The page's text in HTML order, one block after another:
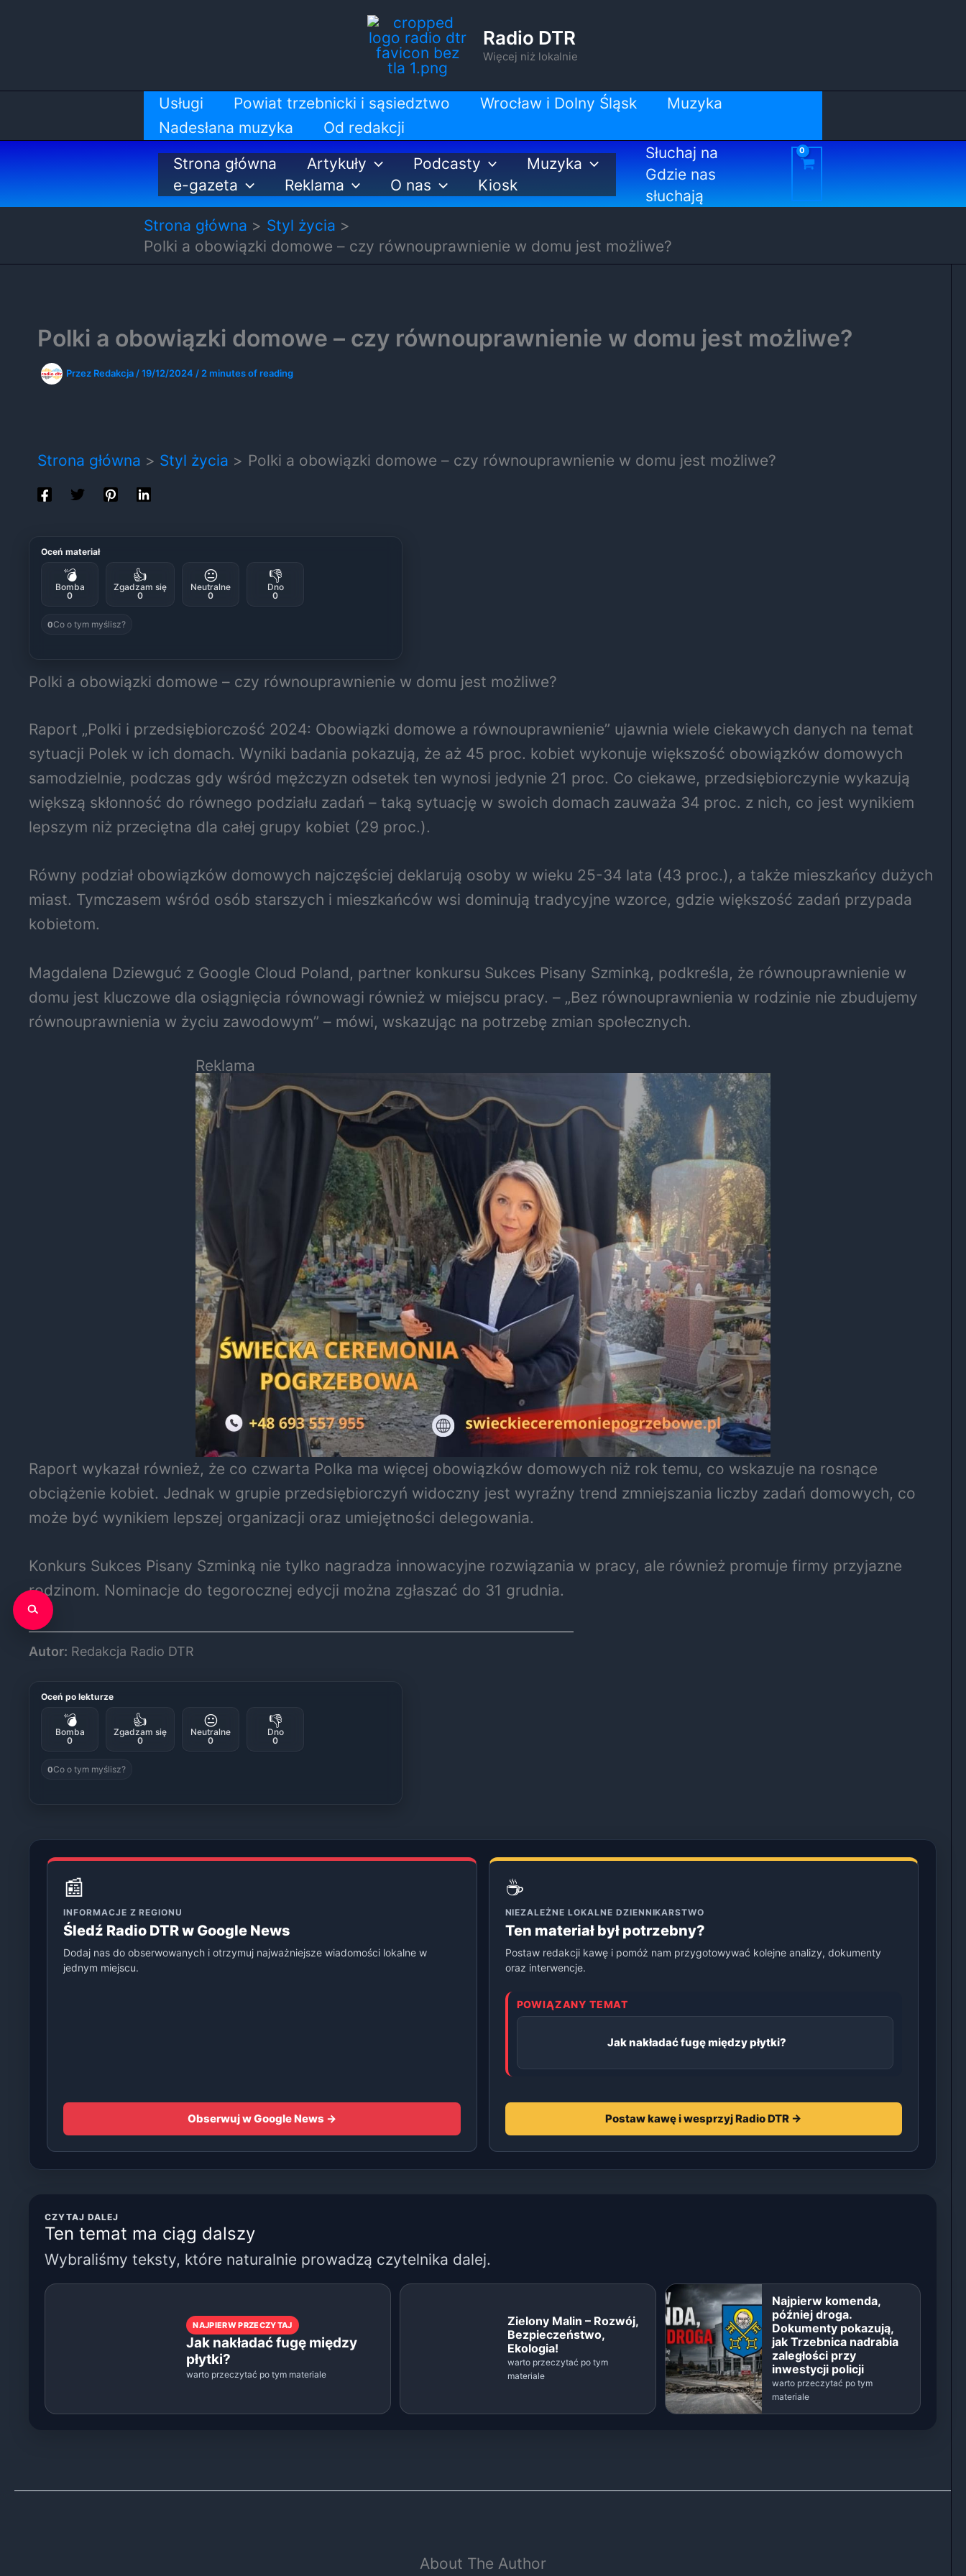
Radio DTR
Więcej niż lokalnie
Usługi Powiat trzebnicki i sąsiedztwo Wrocław i Dolny Śląsk
Muzyka
Nadesłana muzyka
Od redakcji
Strona główna
Artykuły Podcasty
Muzyka
e-gazeta
Reklama O nas Kiosk
Słuchaj na
Gdzie nas
słuchają
Strona główna
Styl życia
Polki a obowiązki domowe – czy równouprawnienie w domu jest możliwe?
Polki a obowiązki domowe – czy równouprawnienie w domu jest możliwe?
Przez Redakcja /19/12/2024 / 2 minutes of reading
Strona główna Styl życia Polki a obowiązki domowe – czy równouprawnienie w domu jest możliwe?
Oceń materiał
💣
Bomba
0
👍
Zgadzam się
0
😐
Neutralne
0
👎
Dno
0
0Co o tym myślisz?
Polki a obowiązki domowe – czy równouprawnienie w domu jest możliwe?
Raport „Polki i przedsiębiorczość 2024: Obowiązki domowe a równouprawnienie” ujawnia wiele ciekawych danych na temat
sytuacji Polek w ich domach. Wyniki badania pokazują, że aż 45 proc. kobiet wykonuje większość obowiązków domowych
samodzielnie, podczas gdy wśród mężczyzn odsetek ten wynosi jedynie 21 proc. Co ciekawe, przedsiębiorczynie wykazują
większą skłonność do równego podziału zadań – taką sytuację w swoich domach zauważa 34 proc. z nich, co jest wynikiem
lepszym niż przeciętna dla całej grupy kobiet (29 proc.).
Równy podział obowiązków domowych najczęściej deklarują osoby w wieku 25-34 lata (43 proc.), a także mieszkańcy dużych
miast. Tymczasem wśród osób starszych i mieszkańców wsi dominują tradycyjne wzorce, gdzie większość zadań przypada
kobietom.
Magdalena Dziewguć z Google Cloud Poland, partner konkursu Sukces Pisany Szminką, podkreśla, że równouprawnienie w
domu jest kluczowe dla osiągnięcia równowagi również w miejscu pracy. – „Bez równouprawnienia w rodzinie nie zbudujemy
równouprawnienia w życiu zawodowym” – mówi, wskazując na potrzebę zmian społecznych.
Reklama
Raport wykazał również, że co czwarta Polka ma więcej obowiązków domowych niż rok temu, co wskazuje na rosnące
obciążenie kobiet. Jednak w grupie przedsiębiorczyń widoczny jest wyraźny trend zmniejszania liczby zadań domowych, co
może być wynikiem lepszej organizacji oraz umiejętności delegowania.
Konkurs Sukces Pisany Szminką nie tylko nagradza innowacyjne rozwiązania w pracy, ale również promuje firmy przyjazne
rodzinom. Nominacje do tegorocznej edycji można zgłaszać do 31 grudnia.
Autor: Redakcja Radio DTR
Oceń po lekturze
💣
Bomba
0
👍
Zgadzam się
0
😐
Neutralne
0
👎
Dno
0
0Co o tym myślisz?
📰
INFORMACJE Z REGIONU
Śledź Radio DTR w Google News
Dodaj nas do obserwowanych i otrzymuj najważniejsze wiadomości lokalne w
jednym miejscu.
Obserwuj w Google News →
☕
NIEZALEŻNE LOKALNE DZIENNIKARSTWO
Ten materiał był potrzebny?
Postaw redakcji kawę i pomóż nam przygotowywać kolejne analizy, dokumenty
oraz interwencje.
POWIĄZANY TEMAT
Jak nakładać fugę między płytki?
Postaw kawę i wesprzyj Radio DTR →
CZYTAJ DALEJ
Ten temat ma ciąg dalszy
Wybraliśmy teksty, które naturalnie prowadzą czytelnika dalej.
NAJPIERW PRZECZYTAJ
Jak nakładać fugę między
płytki?
warto przeczytać po tym materiale
Zielony Malin – Rozwój,
Bezpieczeństwo,
Ekologia!
warto przeczytać po tym
materiale
Najpierw komenda,
później droga.
Dokumenty pokazują,
jak Trzebnica nadrabia
zaległości przy
inwestycji policji
warto przeczytać po tym
materiale
About The Author